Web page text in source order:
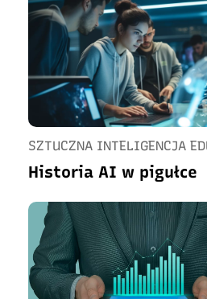
SZTUCZNA INTELIGENCJA
Historia AI w pigułce